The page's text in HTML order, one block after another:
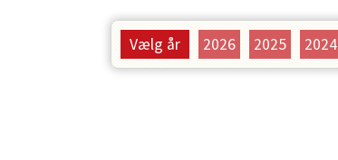
Vælg år 2026 2025 2024